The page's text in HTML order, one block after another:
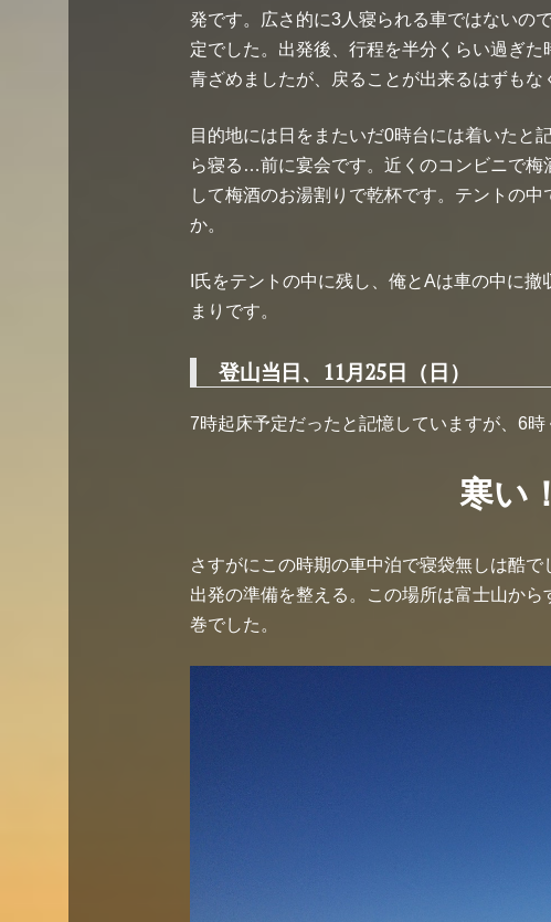
発です。広さ的に3人寝られる車ではないの
定でした。出発後、行程を半分くらい過ぎ
青ざめましたが、戻ることが出来るはずもな
目的地には日をまたいだ0時台には着いたと
ら寝る…前に宴会です。近くのコンビニで
して梅酒のお湯割りで乾杯です。テントの
か。
I氏をテントの中に残し、俺とAは車の中に
まりです。
登山当日、11月25日（日）
7時起床予定だったと記憶していますが、6
寒い
さすがにこの時期の車中泊で寝袋無しは酷
出発の準備を整える。この場所は富士山か
巻でした。